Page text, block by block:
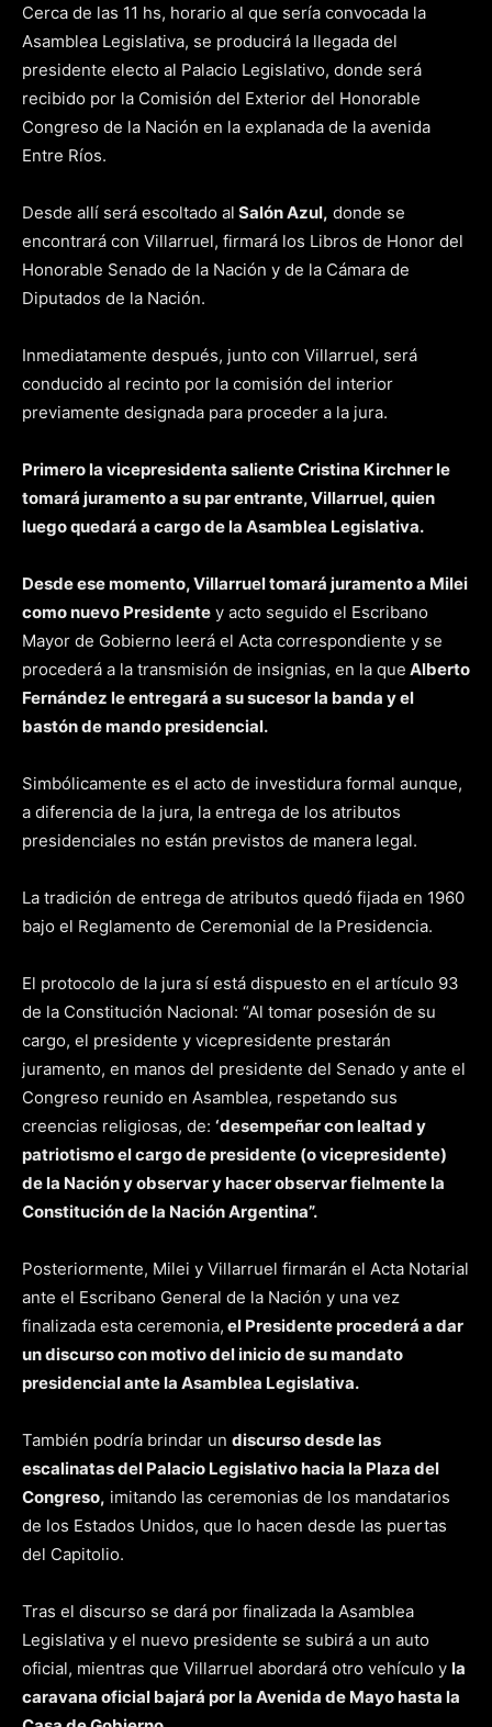
Cerca de las 11 hs, horario al que sería convocada la
Asamblea Legislativa, se producirá la llegada del
presidente electo al Palacio Legislativo, donde será
recibido por la Comisión del Exterior del Honorable
Congreso de la Nación en la explanada de la avenida
Entre Ríos.
Desde allí será escoltado al Salón Azul, donde se
encontrará con Villarruel, firmará los Libros de Honor del
Honorable Senado de la Nación y de la Cámara de
Diputados de la Nación.
Inmediatamente después, junto con Villarruel, será
conducido al recinto por la comisión del interior
previamente designada para proceder a la jura.
Primero la vicepresidenta saliente Cristina Kirchner le
tomará juramento a su par entrante, Villarruel, quien
luego quedará a cargo de la Asamblea Legislativa.
Desde ese momento, Villarruel tomará juramento a Milei
como nuevo Presidente y acto seguido el Escribano
Mayor de Gobierno leerá el Acta correspondiente y se
procederá a la transmisión de insignias, en la que Alberto
Fernández le entregará a su sucesor la banda y el
bastón de mando presidencial.
Simbólicamente es el acto de investidura formal aunque,
a diferencia de la jura, la entrega de los atributos
presidenciales no están previstos de manera legal.
La tradición de entrega de atributos quedó fijada en 1960
bajo el Reglamento de Ceremonial de la Presidencia.
El protocolo de la jura sí está dispuesto en el artículo 93
de la Constitución Nacional: “Al tomar posesión de su
cargo, el presidente y vicepresidente prestarán
juramento, en manos del presidente del Senado y ante el
Congreso reunido en Asamblea, respetando sus
creencias religiosas, de: ‘desempeñar con lealtad y
patriotismo el cargo de presidente (o vicepresidente)
de la Nación y observar y hacer observar fielmente la
Constitución de la Nación Argentina”.
Posteriormente, Milei y Villarruel firmarán el Acta Notarial
ante el Escribano General de la Nación y una vez
finalizada esta ceremonia, el Presidente procederá a dar
un discurso con motivo del inicio de su mandato
presidencial ante la Asamblea Legislativa.
También podría brindar un discurso desde las
escalinatas del Palacio Legislativo hacia la Plaza del
Congreso, imitando las ceremonias de los mandatarios
de los Estados Unidos, que lo hacen desde las puertas
del Capitolio.
Tras el discurso se dará por finalizada la Asamblea
Legislativa y el nuevo presidente se subirá a un auto
oficial, mientras que Villarruel abordará otro vehículo y la
caravana oficial bajará por la Avenida de Mayo hasta la